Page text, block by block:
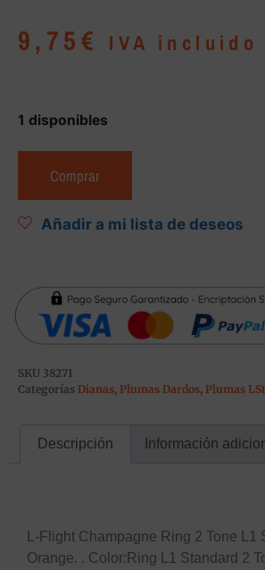
9,75€ IVA incluido
1 disponibles
Comprar
Añadir a mi lista de deseos
SKU 38271
Categorías Dianas, Plumas Dardos, Plumas
Descripción Información
L-Flight Champagne Ring 2 Tone L1
Orange. . Color:Ring L1 Standard 2